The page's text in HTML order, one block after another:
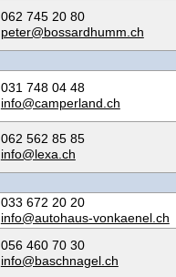
062 745 20 80
peter@bossardhumm.ch
031 748 04 48
info@camperland.ch
062 562 85 85
info@lexa.ch
033 672 20 20
info@autohaus-vonkaenel.ch
056 460 70 30
info@baschnagel.ch